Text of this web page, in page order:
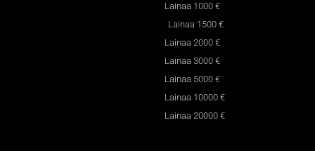
Lainaa 1000 €
Lainaa 1500 €
Lainaa 2000 €
Lainaa 3000 €
Lainaa 5000 €
Lainaa 10000 €
Lainaa 20000 €